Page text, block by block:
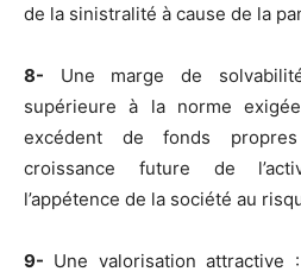
de la sinistralité à cause de la
8- Une marge de
supérieure à la norme
excédent de fonds
croissance future de
l’appétence de la société au
9- Une valorisation attractive